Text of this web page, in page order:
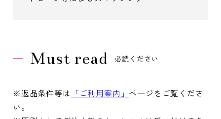
Must read 必読ください
※返品条件等は 「ご利用案内」 ページをご覧くださ
い。